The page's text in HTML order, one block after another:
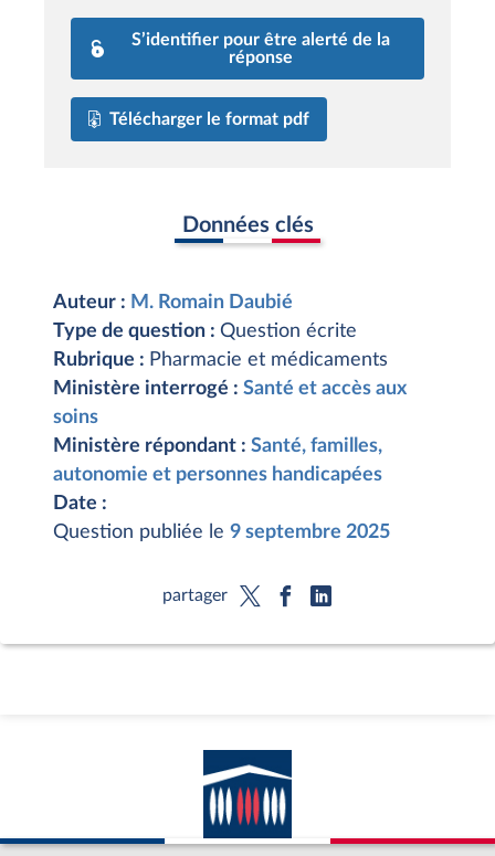
S’identifier pour être alerté de la
réponse
Télécharger le format pdf
Données clés
Auteur : M. Romain Daubié
Type de question : Question écrite
Rubrique : Pharmacie et médicaments
Ministère interrogé : Santé et accès aux
soins
Ministère répondant : Santé, familles,
autonomie et personnes handicapées
Date :
Question publiée le 9 septembre 2025
partager